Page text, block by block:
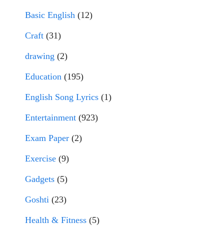
Basic English (12)
Craft (31)
drawing (2)
Education (195)
English Song Lyrics (1)
Entertainment (923)
Exam Paper (2)
Exercise (9)
Gadgets (5)
Goshti (23)
Health & Fitness (5)